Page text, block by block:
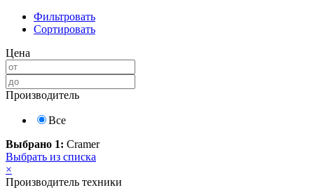
Фильтровать
Сортировать
Цена
Производитель
Все
Выбрано 1: Cramer
Выбрать из списка
×
Производитель техники